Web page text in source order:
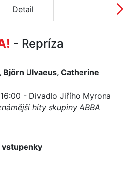
Detail
- Repríza
Björn Ulvaeus, Catherine
- Divadlo Jiřího Myrona
hity skupiny ABBA
vstupenky